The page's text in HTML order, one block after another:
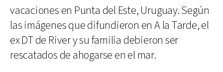
vacaciones en Punta del Este, Uruguay. Según
las imágenes que difundieron en A la Tarde, el
ex DT de River y su familia debieron ser
rescatados de ahogarse en el mar.